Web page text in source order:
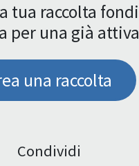
tua raccolta fondi
per una già attiva
una raccolta
Condividi